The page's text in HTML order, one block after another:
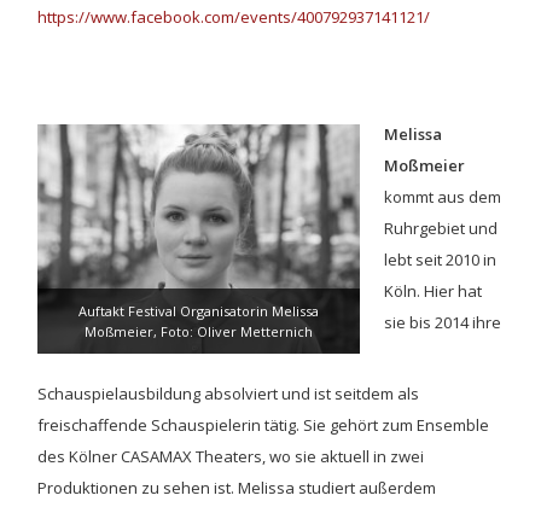
https://www.facebook.com/events/400792937141121/
Auftakt Festival Organisatorin Melissa
Moßmeier, Foto: Oliver Metternich
Melissa
Moßmeier
kommt aus dem
Ruhrgebiet und
lebt seit 2010 in
Köln. Hier hat
sie bis 2014 ihre
Schauspielausbildung absolviert und ist seitdem als
freischaffende Schauspielerin tätig. Sie gehört zum Ensemble
des Kölner CASAMAX Theaters, wo sie aktuell in zwei
Produktionen zu sehen ist. Melissa studiert außerdem